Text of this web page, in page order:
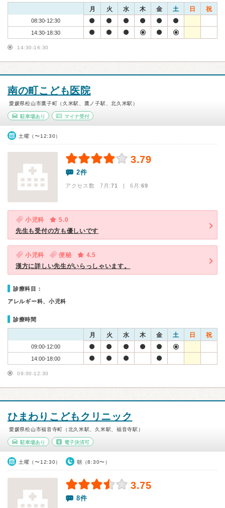
月 火 水 木 金 土 日 祝
08:30-12:30
14:30-18:30
14:30-16:30
南の町こども医院
愛媛県松山市鷹子町（久米駅、鷹ノ子駅、北久米駅）
駐車場あり マイナ受付
土曜（〜12:30）
3.79
2件
アクセス数 7月:71 | 6月:69
小児科
5.0
先生も受付の方も優しいです
小児科 便秘
4.5
漢方に詳しい先生がいらっしゃいます。
診療科目：
アレルギー科、小児科
診療時間
月 火 水 木 金 土 日 祝
09:00-12:00
14:00-18:00
09:00-12:30
ひまわりこどもクリニック
愛媛県松山市福音寺町（北久米駅、久米駅、福音寺駅）
駐車場あり 電子決済可
土曜（〜12:30） 朝（8:30〜）
3.75
8件